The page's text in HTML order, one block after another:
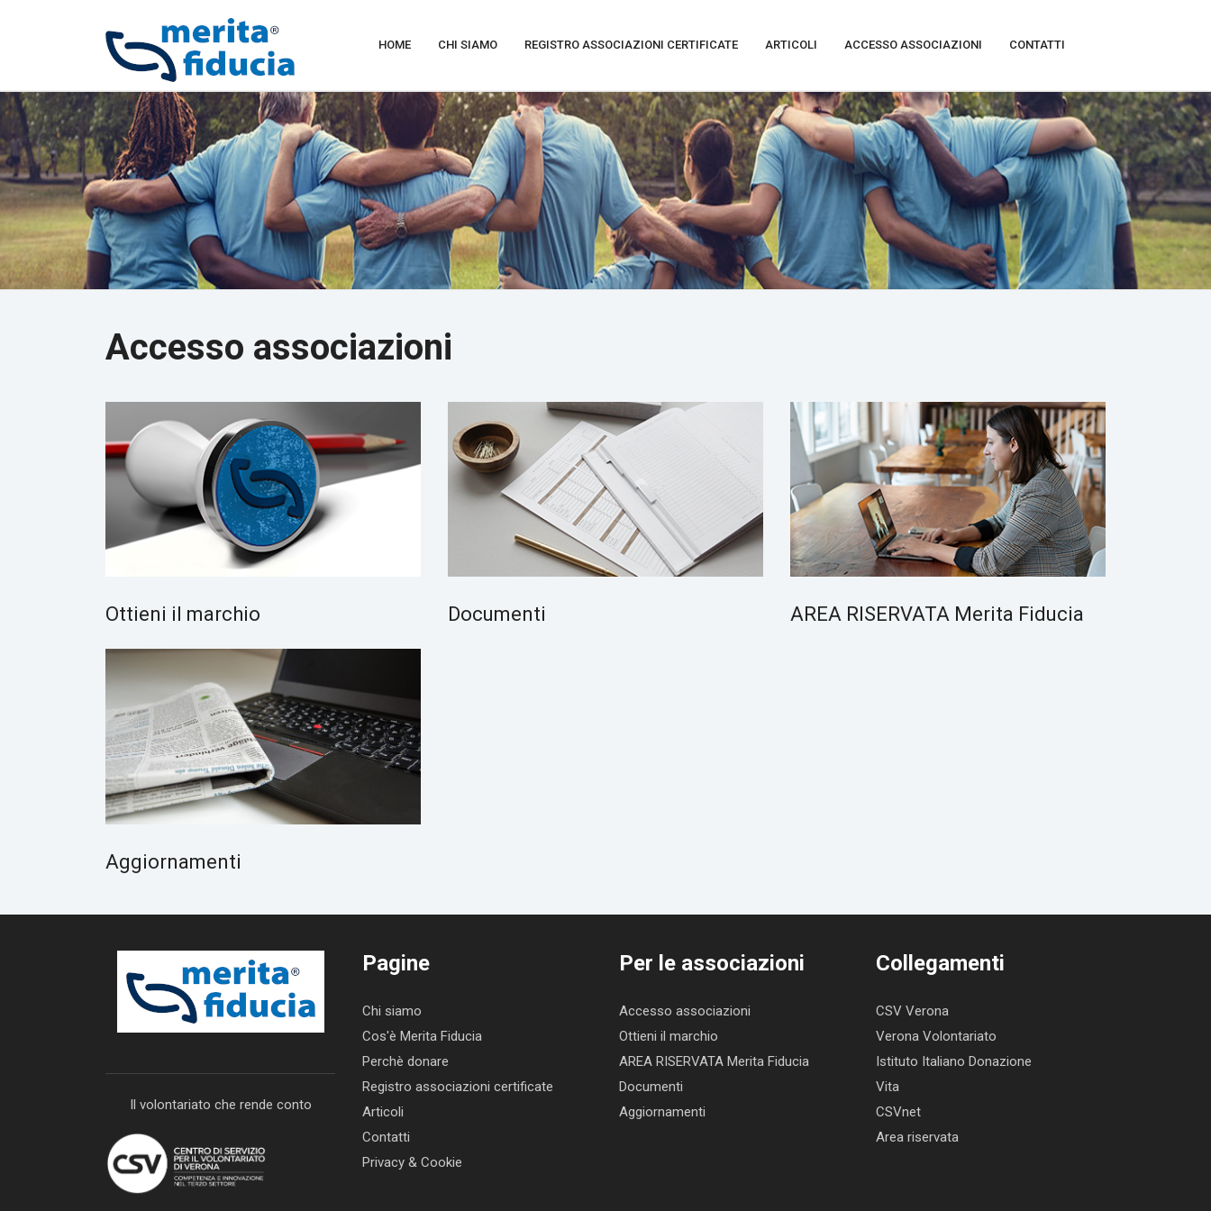
HOME CHI SIAMO REGISTRO ASSOCIAZIONI CERTIFICATE ARTICOLI ACCESSO ASSOCIAZIONI CONTATTI
Accesso associazioni
Ottieni il marchio Documenti AREA RISERVATA Merita Fiducia
Aggiornamenti
Il volontariato che rende conto
Pagine
Chi siamo
Cos'è Merita Fiducia
Perchè donare
Registro associazioni certificate
Articoli
Contatti
Privacy & Cookie
Per le associazioni
Accesso associazioni
Ottieni il marchio
AREA RISERVATA Merita Fiducia
Documenti
Aggiornamenti
Collegamenti
CSV Verona
Verona Volontariato
Istituto Italiano Donazione
Vita
CSVnet
Area riservata